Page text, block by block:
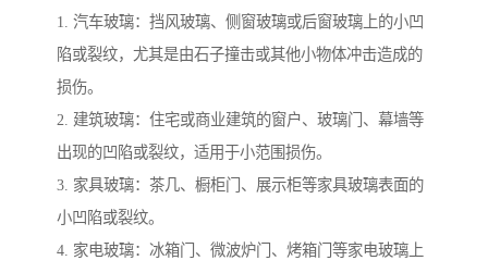
1. 汽车玻璃：挡风玻璃、侧窗玻璃或后窗玻璃上的小凹
陷或裂纹，尤其是由石子撞击或其他小物体冲击造成的
损伤。
2. 建筑玻璃：住宅或商业建筑的窗户、玻璃门、幕墙等
出现的凹陷或裂纹，适用于小范围损伤。
3. 家具玻璃：茶几、橱柜门、展示柜等家具玻璃表面的
小凹陷或裂纹。
4. 家电玻璃：冰箱门、微波炉门、烤箱门等家电玻璃上